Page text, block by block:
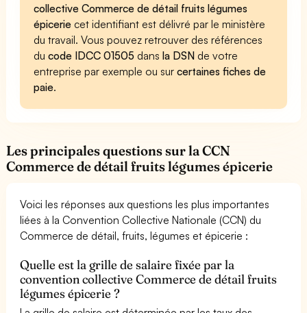
collective Commerce de détail fruits légumes
épicerie cet identifiant est délivré par le ministère
du travail. Vous pouvez retrouver des références
ducode IDCC 01505 dansla DSN de votre
entreprise par exemple ou surcertaines fiches de
paie.
Les principales questions sur la CCN
Commerce de détail fruits légumes épicerie
Voici les réponses aux questions les plus importantes
liées à la Convention Collective Nationale (CCN) du
Commerce de détail, fruits, légumes et épicerie :
Quelle est la grille de salaire fixée par la
convention collective Commerce de détail fruits
légumes épicerie ?